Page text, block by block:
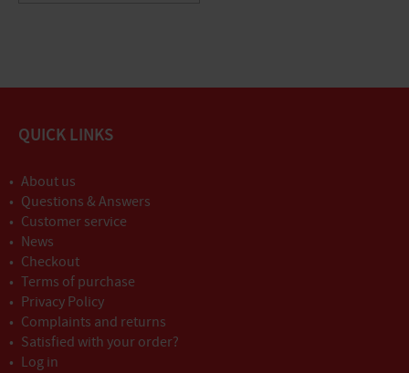
QUICK LINKS
About us
Questions & Answers
Customer service
News
Checkout
Terms of purchase
Privacy Policy
Complaints and returns
Satisfied with your order?
Log in